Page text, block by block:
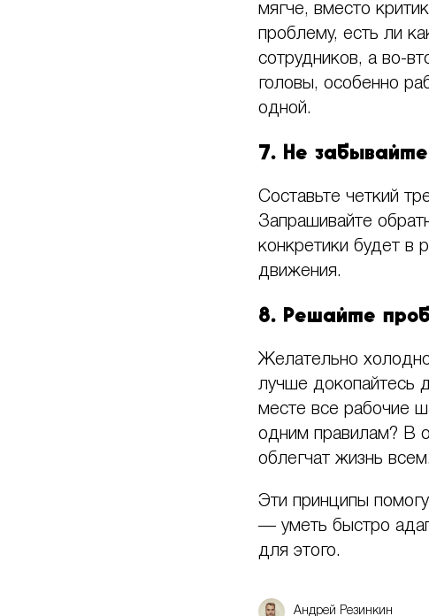
мягче, вместо
проблему, есть ли
сотрудников, а во-
головы, особенно
одной.
7. Не
Составьте четкий
Запрашивайте
конкретики будет в
движения.
8. Решайте
Желательно
лучше докопайтесь
месте все рабочие
одним правилам? В
облегчат жизнь всем.
Эти принципы
— уметь быстро
для этого.
Андрей Резинкин